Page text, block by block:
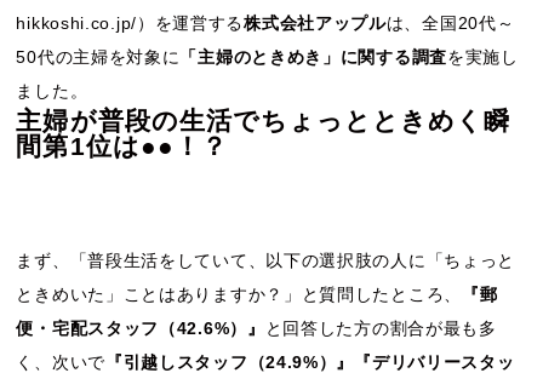
hikkoshi.co.jp/）を運営する株式会社アップルは、全国20代～
50代の主婦を対象に
「主婦のときめき」に関する調査を実施し
ました。
主婦が普段の生活でちょっとときめく瞬
間第1位は●●！？
まず、「普段生活をしていて、以下の選択肢の人に「ちょっと
ときめいた」ことはありますか？」と質問したところ、
『郵
便・宅配スタッフ（42.6%）』
と回答した方の割合が最も多
く、次いで 『引越しスタッフ（24.9%）』『デリバリースタッ